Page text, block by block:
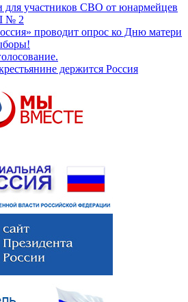
для участников СВО от юнармейцев
№ 2
проводит опрос ко Дню матери
держится Россия